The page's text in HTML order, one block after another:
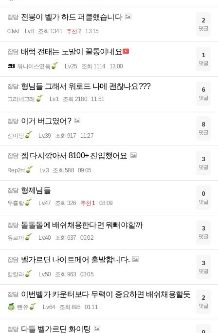
잡담 전붕이 벨가 하드 퍼클했습니다
0tlvkf Lv.8 조회 1341 추천 2 13:15
2
댓글
잡담 배럭 전태는 노말이 꿀통이네요
워나이스였음 Lv.25 조회 1114 13:00
1
댓글
잡담 형님들 그래서 워로드 나메 괜찮나요???
그러네그래 Lv.1 조회 2180 11:51
6
댓글
잡담 이거 버그였어?
신이당 Lv.39 조회 917 11:27
8
댓글
잡담 젬 다시깎아서 8100+ 진입했어요
Rep2nt Lv.3 조회 588 09:05
3
댓글
잡담 형제님들
무휼랑 Lv.47 조회 326 추천 1 08:09
0
댓글
잡담 돌돌돌에 배쉬채용한다면 뭐빼야할까
유르아 Lv.40 조회 637 05:02
3
댓글
잡담 벨가르딘 나이트메어 출발합니다.
칼칼라 Lv.50 조회 963 03:05
3
댓글
잡담 이번벨가 카운터보다 무력이 증요하면 배쉬채용할듯
빤쮸 Lv.64 조회 895 01:11
2
댓글
잡담 다들 벨가르딘 화이팅